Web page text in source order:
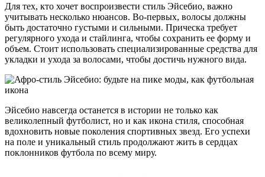
Для тех, кто хочет воспроизвести стиль Эйсебио, важно
учитывать несколько нюансов. Во-первых, волосы должны
быть достаточно густыми и сильными. Прическа требует
регулярного ухода и стайлинга, чтобы сохранить ее форму и
объем. Стоит использовать специализированные средства для
укладки и ухода за волосами, чтобы достичь нужного вида.
Эйсебио навсегда останется в истории не только как
великолепный футболист, но и как икона стиля, способная
вдохновить новые поколения спортивных звезд. Его успехи
на поле и уникальный стиль продолжают жить в сердцах
поклонников футбола по всему миру.